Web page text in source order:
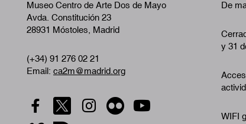
Museo Centro de Arte Dos de Mayo
Avda. Constitución 23
28931 Móstoles, Madrid
(+34) 91 276 02 21
Email: ca2m@madrid.org
De
y 31
WIFI